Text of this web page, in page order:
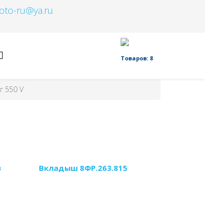
ru@ya.ru
Товаров: 8
550 V
Вкладыш 8ФР.263.815